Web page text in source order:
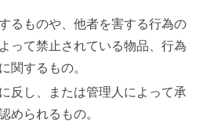
るものや、他者を害する行為の
って禁止されている物品、行為
関するもの。
反し、または管理人によって承
められるもの。